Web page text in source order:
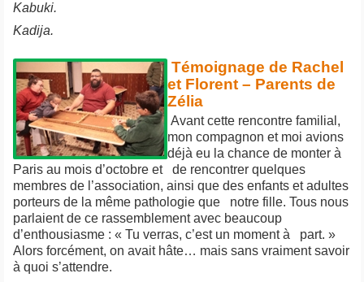
Kabuki.
Kadija.
Témoignage de Rachel
et Florent – Parents de
Zélia
Avant cette rencontre familial,
mon compagnon et moi avions
déjà eu la chance de monter à
Paris au mois d’octobre et de rencontrer quelques
membres de l’association, ainsi que des enfants et adultes
porteurs de la même pathologie que notre fille. Tous nous
parlaient de ce rassemblement avec beaucoup
d’enthousiasme : « Tu verras, c’est un moment à part. »
Alors forcément, on avait hâte… mais sans vraiment savoir
à quoi s’attendre.